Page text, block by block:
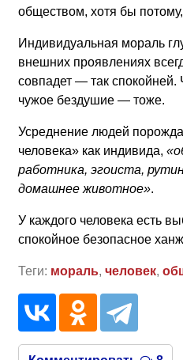
обществом, хотя бы
Индивидуальная мораль
внешних проявлениях
совпадет — так
чужое бездушие — тоже.
Усреднение людей
человека» как индивида,
работника, эгоиста,
домашнее животное».
У каждого человека есть
спокойное безопасное
Теги: мораль, человек,